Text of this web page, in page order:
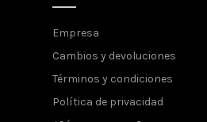
Empresa
Cambios y devoluciones
Términos y condiciones
Política de privacidad